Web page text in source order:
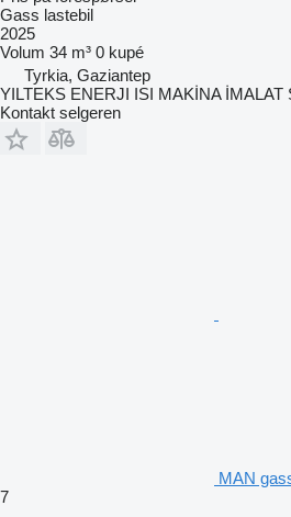
Gass lastebil
2025
Volum 34 m³ 0 kupé
Tyrkia, Gaziantep
YILTEKS ENERJI ISI MAKİNA İMALAT
Kontakt selgeren
MAN
7